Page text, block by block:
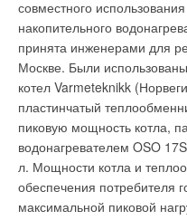
совместного
накопительного
принята инженерами для
Москве. Были
котел Varmeteknikk
пластинчатый
пиковую мощность котла,
водонагревателем OSO
л. Мощности котла и
обеспечения потребителя
максимальной пиковой
никакого обещанного КПД
предлагается
поверхностью
подающей линии),
отопления (со значениями
в конструкцию
четырехходовых
подмешивания в обратную
специально разработанных
rendeMIX [2]).
характерна для
разных зданиях
конечный потребитель
— через «тринадцатую
устранении утечек.
квартире жильца Иванова
Петров, Сидоров, а также
Экономия воды жильцом, в
— это снижение ее
«технологического